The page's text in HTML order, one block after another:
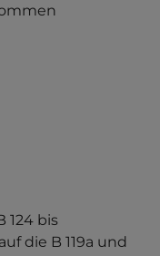
124 bis
die B 119a und